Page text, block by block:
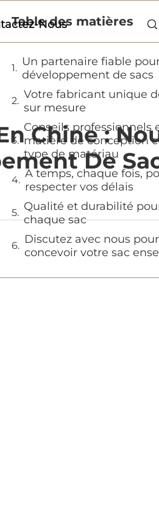
Nous
Chine :
De
Table des matières
Un partenaire fiable
développement de sacs
Votre fabricant unique
sur mesure
Conseils professionnels
matière de conception
type de matériau
À temps, chaque fois,
respecter vos délais
Qualité et durabilité
chaque sac
Discutez avec nous pour
concevoir votre sac